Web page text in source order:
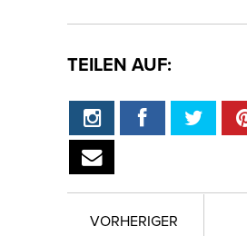
TEILEN AUF:
VORHERIGER